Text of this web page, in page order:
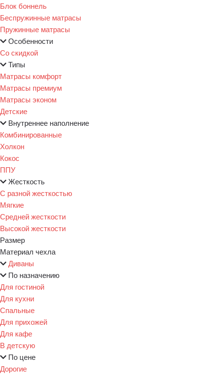
Блок боннель
Беспружинные матрасы
Пружинные матрасы
Особенности
Со скидкой
Типы
Матрасы комфорт
Матрасы премиум
Матрасы эконом
Детские
Внутреннее наполнение
Комбинированные
Холкон
Кокос
ППУ
Жесткость
С разной жесткостью
Мягкие
Средней жесткости
Высокой жесткости
Размер
Материал чехла
Диваны
По назначению
Для гостиной
Для кухни
Спальные
Для прихожей
Для кафе
В детскую
По цене
Дорогие